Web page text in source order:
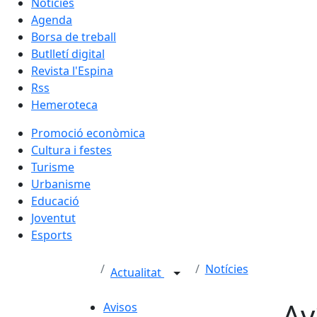
Agenda
Borsa de treball
Butlletí digital
Revista l'Espina
Rss
Hemeroteca
Promoció econòmica
Cultura i festes
Turisme
Urbanisme
Educació
Joventut
Esports
Actualitat Notícies
Avisos